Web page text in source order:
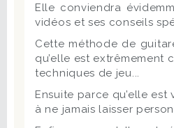
Elle conviendra
vidéos et ses conseils
Cette méthode de
qu’elle est extrêmement
techniques de jeu...
Ensuite parce qu’elle
à ne jamais laisser